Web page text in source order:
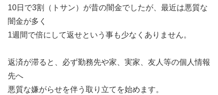
10日で3割（トサン）が昔の闇金でしたが、最近は悪質な
闇金が多く
1週間で倍にして返せという事も少なくありません。
返済が滞ると、必ず勤務先や家、実家、友人等の個人情報
先へ
悪質な嫌がらせを伴う取り立てを始めます。